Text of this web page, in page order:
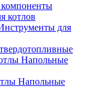
компоненты
котлов
для
Напольные
Напольные